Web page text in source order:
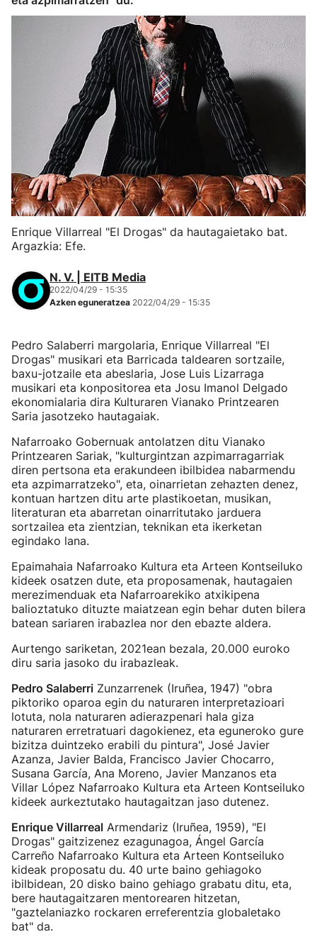
Enrique Villarreal "El Drogas" da hautagaietako bat.
Argazkia: Efe.
N. V. | EITB Media
2022/04/29 - 15:35
Azken eguneratzea 2022/04/29 - 15:35
Pedro Salaberri margolaria, Enrique Villarreal "El
Drogas" musikari eta Barricada taldearen sortzaile,
baxu-jotzaile eta abeslaria, Jose Luis Lizarraga
musikari eta konpositorea eta Josu Imanol Delgado
ekonomialaria dira Kulturaren Vianako Printzearen
Saria jasotzeko hautagaiak.
Nafarroako Gobernuak antolatzen ditu Vianako
Printzearen Sariak, "kulturgintzan azpimarragarriak
diren pertsona eta erakundeen ibilbidea nabarmendu
eta azpimarratzeko", eta, oinarrietan zehazten denez,
kontuan hartzen ditu arte plastikoetan, musikan,
literaturan eta abarretan oinarritutako jarduera
sortzailea eta zientzian, teknikan eta ikerketan
egindako lana.
Epaimahaia Nafarroako Kultura eta Arteen Kontseiluko
kideek osatzen dute, eta proposamenak, hautagaien
merezimenduak eta Nafarroarekiko atxikipena
balioztatuko dituzte maiatzean egin behar duten bilera
batean sariaren irabazlea nor den ebazte aldera.
Aurtengo sariketan, 2021ean bezala, 20.000 euroko
diru saria jasoko du irabazleak.
Pedro Salaberri Zunzarrenek (Iruñea, 1947) "obra
piktoriko oparoa egin du naturaren interpretazioari
lotuta, nola naturaren adierazpenari hala giza
naturaren erretratuari dagokienez, eta eguneroko gure
bizitza duintzeko erabili du pintura", José Javier
Azanza, Javier Balda, Francisco Javier Chocarro,
Susana García, Ana Moreno, Javier Manzanos eta
Villar López Nafarroako Kultura eta Arteen Kontseiluko
kideek aurkeztutako hautagaitzan jaso dutenez.
Enrique Villarreal Armendariz (Iruñea, 1959), "El
Drogas" gaitzizenez ezagunagoa, Ángel García
Carreño Nafarroako Kultura eta Arteen Kontseiluko
kideak proposatu du. 40 urte baino gehiagoko
ibilbidean, 20 disko baino gehiago grabatu ditu, eta,
bere hautagaitzaren mentorearen hitzetan,
"gaztelaniazko rockaren erreferentzia globaletako
bat" da.